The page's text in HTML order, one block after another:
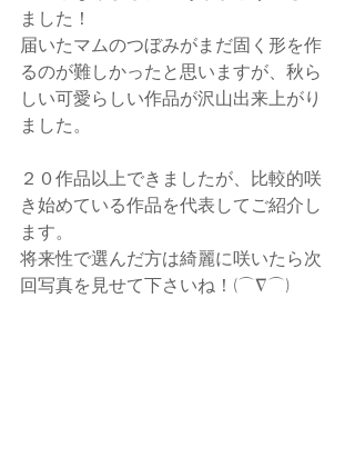
ました！
届いたマムのつぼみがまだ固く形を作
るのが難しかったと思いますが、秋ら
しい可愛らしい作品が沢山出来上がり
ました。
２０作品以上できましたが、比較的咲
き始めている作品を代表してご紹介し
ます。
将来性で選んだ方は綺麗に咲いたら次
回写真を見せて下さいね！(⌒∇⌒)